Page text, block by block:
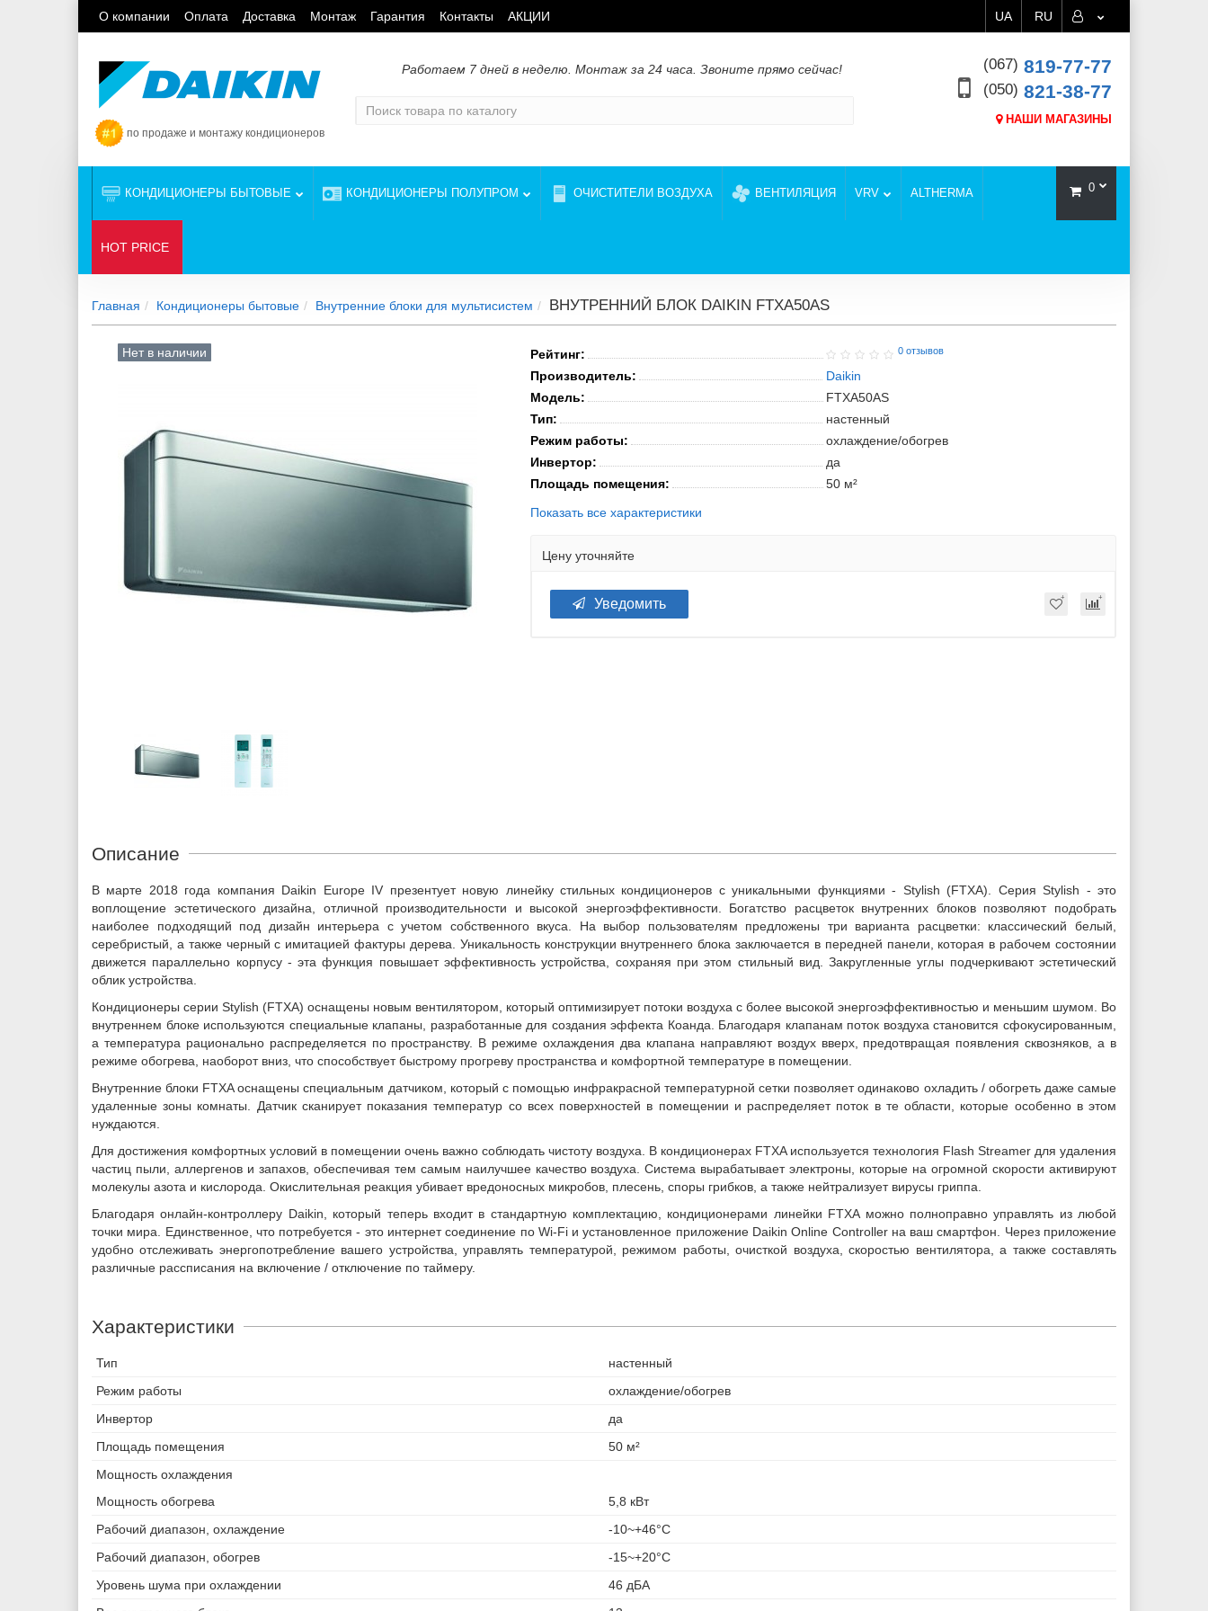
О компании Оплата Доставка Монтаж Гарантия Контакты АКЦИИ UA RU
по продаже и монтажу кондиционеров
Работаем 7 дней в неделю. Монтаж за 24 часа. Звоните прямо сейчас! (067) 819-77-77
(050) 821-38-77
НАШИ МАГАЗИНЫ
КОНДИЦИОНЕРЫ БЫТОВЫЕ КОНДИЦИОНЕРЫ ПОЛУПРОМ ОЧИСТИТЕЛИ ВОЗДУХА ВЕНТИЛЯЦИЯ VRV ALTHERMA
HOT PRICE
0
Главная Кондиционеры бытовые Внутренние блоки для мультисистем ВНУТРЕННИЙ БЛОК DAIKIN FTXA50AS
Нет в наличии Рейтинг: 0 отзывов
Производитель:
Daikin
Модель:
FTXA50AS
Тип:
настенный
Режим работы:
охлаждение/обогрев
Инвертор:
да
Площадь помещения:
50 м²
Показать все характеристики
Цену уточняйте
Уведомить
Описание
В марте 2018 года компания Daikin Europe IV презентует новую линейку стильных кондиционеров с уникальными функциями - Stylish (FTXA). Серия Stylish - это
воплощение эстетического дизайна, отличной производительности и высокой энергоэффективности. Богатство расцветок внутренних блоков позволяют подобрать
наиболее подходящий под дизайн интерьера с учетом собственного вкуса. На выбор пользователям предложены три варианта расцветки: классический белый,
серебристый, а также черный с имитацией фактуры дерева. Уникальность конструкции внутреннего блока заключается в передней панели, которая в рабочем состоянии
движется параллельно корпусу - эта функция повышает эффективность устройства, сохраняя при этом стильный вид. Закругленные углы подчеркивают эстетический
облик устройства.
Кондиционеры серии Stylish (FTXA) оснащены новым вентилятором, который оптимизирует потоки воздуха с более высокой энергоэффективностью и меньшим шумом. Во
внутреннем блоке используются специальные клапаны, разработанные для создания эффекта Коанда. Благодаря клапанам поток воздуха становится сфокусированным,
а температура рационально распределяется по пространству. В режиме охлаждения два клапана направляют воздух вверх, предотвращая появления сквозняков, а в
режиме обогрева, наоборот вниз, что способствует быстрому прогреву пространства и комфортной температуре в помещении.
Внутренние блоки FTXA оснащены специальным датчиком, который с помощью инфракрасной температурной сетки позволяет одинаково охладить / обогреть даже самые
удаленные зоны комнаты. Датчик сканирует показания температур со всех поверхностей в помещении и распределяет поток в те области, которые особенно в этом
нуждаются.
Для достижения комфортных условий в помещении очень важно соблюдать чистоту воздуха. В кондиционерах FTXA используется технология Flash Streamer для удаления
частиц пыли, аллергенов и запахов, обеспечивая тем самым наилучшее качество воздуха. Система вырабатывает электроны, которые на огромной скорости активируют
молекулы азота и кислорода. Окислительная реакция убивает вредоносных микробов, плесень, споры грибков, а также нейтрализует вирусы гриппа.
Благодаря онлайн-контроллеру Daikin, который теперь входит в стандартную комплектацию, кондиционерами линейки FTXA можно полноправно управлять из любой
точки мира. Единственное, что потребуется - это интернет соединение по Wi-Fi и установленное приложение Daikin Online Controller на ваш смартфон. Через приложение
удобно отслеживать энергопотребление вашего устройства, управлять температурой, режимом работы, очисткой воздуха, скоростью вентилятора, а также составлять
различные рассписания на включение / отключение по таймеру.
Характеристики
Тип
настенный
Режим работы
охлаждение/обогрев
Инвертор
да
Площадь помещения
50 м²
Мощность охлаждения
Мощность обогрева
5,8 кВт
Рабочий диапазон, охлаждение
-10~+46°С
Рабочий диапазон, обогрев
-15~+20°С
Уровень шума при охлаждении
46 дБА